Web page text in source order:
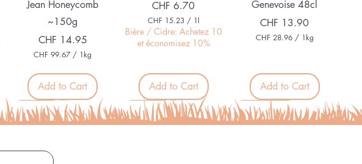
Jean Honeycomb
~150g
Price
CHF 14.95
CHF 99.67 / 1kg
H
F
9
9
.
Add to Cart
Price
CHF 6.70
CHF 15.23 / 1l
C
H
F
.
2
3
p
e
Bière / Cidre: Achetez 10
et économisez 10%
Add to Cart
Genevoise 48cl
Price
CHF 13.90
CHF 28.96 / 1kg
2
9
6
Add to Cart
Organic Organic Alcohol free